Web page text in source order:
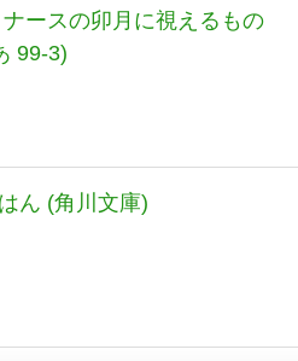
ースの卯月に視えるもの
99-3)
ん (角川文庫)